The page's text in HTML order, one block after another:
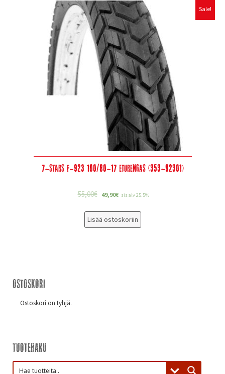
Sale!
7-Stars F-923 100/80-17 Eturengas (353-92301)
55,00€ 49,90€ sis alv 25.5%
Lisää ostoskoriin
Ostoskori
Ostoskori on tyhjä.
Tuotehaku